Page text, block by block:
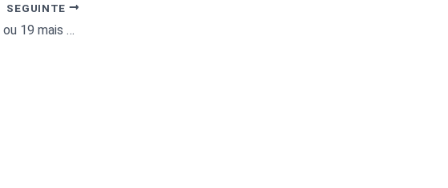
SEGUINTE
Qual é o certo: 19 mais 18 é 36 ou 19 mais 18 são 36?